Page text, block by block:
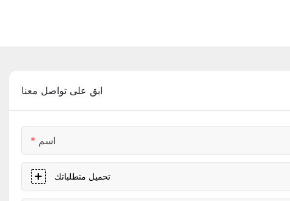
ابق على تواصل معنا
اسم
تحميل متطلباتك